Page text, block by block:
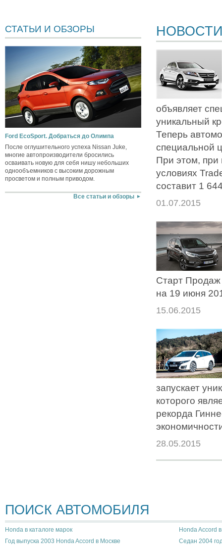
СТАТЬИ И ОБЗОРЫ
Ford EcoSport. Добраться до Олимпа
После оглушительного успеха Nissan Juke,
многие автопроизводители бросились
осваивать новую для себя нишу небольших
однообъемников с высоким дорожным
просветом и полным приводом.
Все статьи и обзоры
НОВОСТИ
объявляет
уникальный
Теперь
специальной
При этом, при
условиях
составит 1
01.07.2015
Старт Продаж
на 19 июня
15.06.2015
запускает
которого
рекорда
28.05.2015
ПОИСК АВТОМОБИЛЯ
Honda в каталоге марок
Honda Accord
Год выпуска 2003 Honda Accord в Москве
Седан 2004